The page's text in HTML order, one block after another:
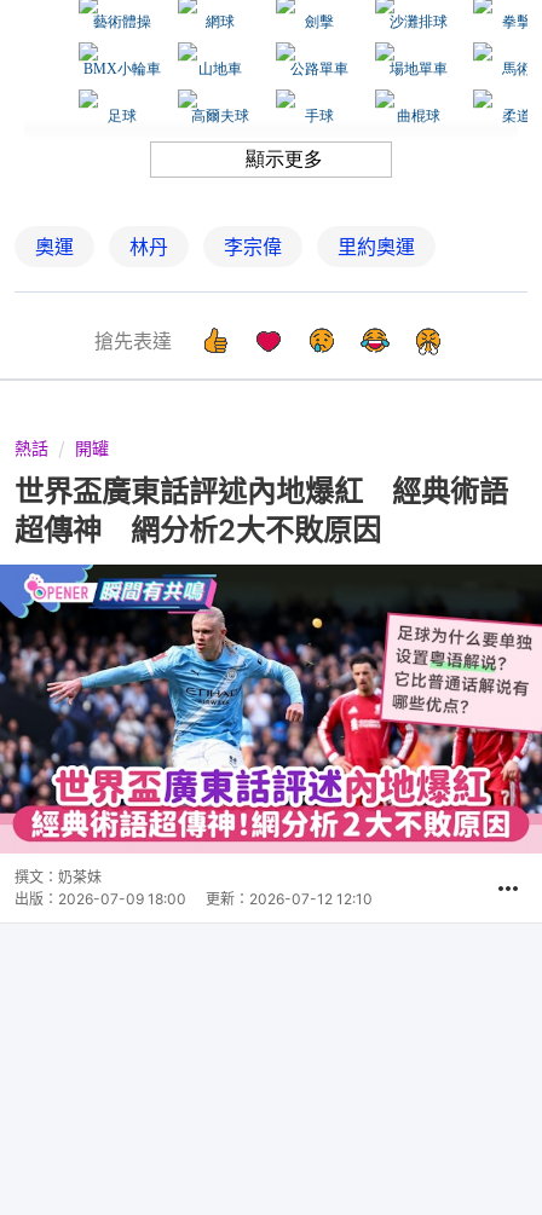
奧運 林丹 李宗偉 里約奧運
搶先表達
熱話 開罐
世界盃廣東話評述內地爆紅 經典術語
超傳神 網分析2大不敗原因
撰文： 奶茶妹
出版： 2026-07-09 18:00 更新： 2026-07-12 12:10